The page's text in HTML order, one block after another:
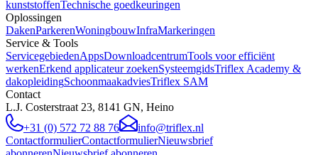
kunststoffenTechnische goedkeuringen
Oplossingen
DakenParkerenWoningbouwInfraMarkeringen
Service & Tools
ServicegebiedenAppsDownloadcentrumTools voor efficiënt
werkenErkend applicateur zoekenSysteemgidsTriflex Academy &
dakopleidingSchoonmaakadviesTriflex SAM
Contact
L.J. Costerstraat 23, 8141 GN, Heino
+31 (0) 572 72 88 76
info@triflex.nl
ContactformulierContactformulierNieuwsbrief